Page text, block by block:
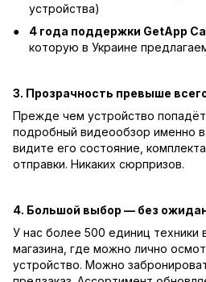
устройства)
4 года поддержки GetApp
которую в Украине
3. Прозрачность превыше
Прежде чем устройство
подробный видеообзор именно
видите его состояние,
отправки. Никаких сюрпризов.
4. Большой выбор — без
У нас более 500 единиц техники
магазина, где можно лично
устройство. Можно